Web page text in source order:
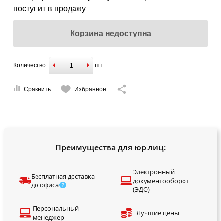
поступит в продажу
Корзина недоступна
Количество: шт
Сравнить Избранное
Преимущества для юр.лиц:
Бесплатная доставка
до офиса
Электронный
документооборот
(ЭДО)
Персональный
менеджер
Лучшие цены